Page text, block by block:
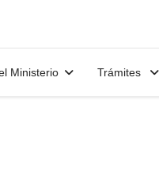
Ministerio Trámites